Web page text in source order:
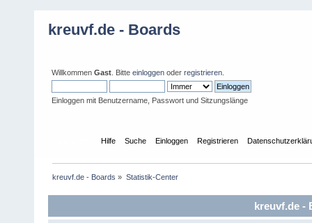
kreuvf.de - Boards
Willkommen Gast . Bitte einloggen oder registrieren
Einloggen mit Benutzername, Passwort und Sitzungslänge
Hilfe Suche Einloggen Registrieren
kreuvf.de - Boards » Statistik-Center
kreuvf.de -